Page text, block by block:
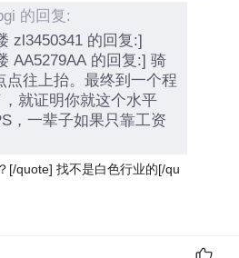
的回复:
zl3450341 的回复:]
AA5279AA 的回复:] 骑
点往上抬。最终到一个程
就证明你就这个水平
，一辈子如果只靠工资
[/quote] 找不是白色行业的[/qu